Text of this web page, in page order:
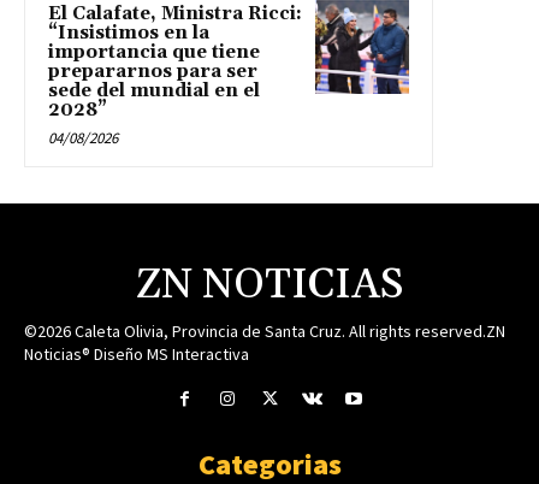
El Calafate, Ministra Ricci:
“Insistimos en la
importancia que tiene
prepararnos para ser
sede del mundial en el
2028”
04/08/2026
ZN NOTICIAS
©2026 Caleta Olivia, Provincia de Santa Cruz. All rights reserved.ZN
Noticias® Diseño MS Interactiva
Categorias